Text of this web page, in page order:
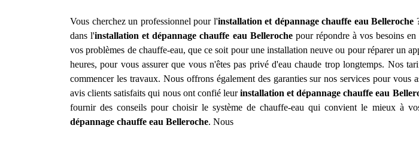
Vous cherchez un professionnel pour l'installation et dépannage chauffe eau Belleroche
dans l'installation et dépannage chauffe eau Bellerochepour répondre à vos besoins en
vos problèmes de chauffe-eau, que ce soit pour une installation neuve ou pour réparer un
heures, pour vous assurer que vous n'êtes pas privé d'eau chaude trop longtemps. Nos
commencer les travaux. Nous offrons également des garanties sur nos services pour
avis clients satisfaits qui nous ont confié leurinstallation et dépannage chauffe eau
fournir des conseils pour choisir le système de chauffe-eau qui convient le mieux à
dépannage chauffe eau Belleroche. Nous